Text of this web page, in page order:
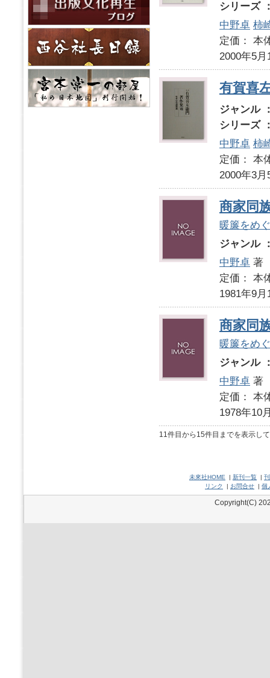
シリーズ
中野卓 柿
定価：
2000年5月
有賀喜
ジャンル
シリーズ
中野卓 柿
定価：
2000年3月
商家同
暖簾をめ
ジャンル
中野卓 著
定価：
1981年9月
商家同
暖簾をめ
ジャンル
中野卓 著
定価：
1978年10
11件目から15件目までを表示し
未來社HOME | 新刊一覧 |
リンク
| お問合せ | 個
Copyright(C)